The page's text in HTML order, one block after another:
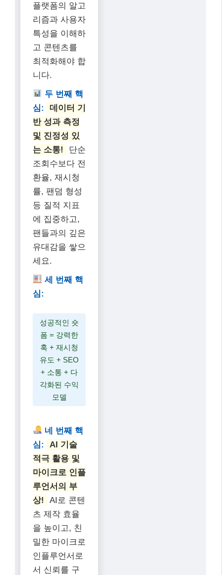
플랫폼의 알고
리즘과 사용자
특성을 이해하
고 콘텐츠를
최적화해야 합
니다.
두 번째 핵
심:
데이터 기
반 성과 측정
및 진정성 있
는 소통!
단순
조회수보다 전
환율, 재시청
률, 팬덤 형성
등 질적 지표
에 집중하고,
팬들과의 깊은
유대감을 쌓으
세요.
세 번째 핵
심:
성공적인 숏
폼 = 강력한
훅 + 재시청
유도 + SEO
+ 소통 + 다
각화된 수익
모델
네 번째 핵
심:
AI 기술
적극 활용 및
마이크로 인플
루언서의 부
상!
AI로 콘텐
츠 제작 효율
을 높이고, 친
밀한 마이크로
인플루언서로
서 신뢰를 구